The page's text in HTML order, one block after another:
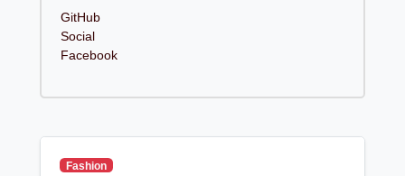
GitHub
Social
Facebook
Fashion